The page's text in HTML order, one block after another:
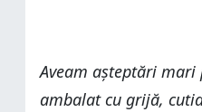
Aveam așteptări mari
ambalat cu grijă,